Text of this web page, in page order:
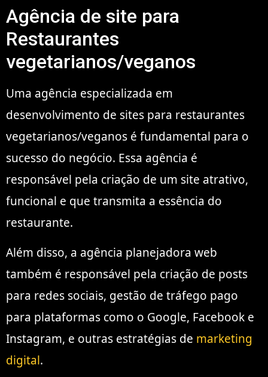
Agência de site para
Restaurantes
vegetarianos/veganos
Uma agência especializada em
desenvolvimento de sites para restaurantes
vegetarianos/veganos é fundamental para o
sucesso do negócio. Essa agência é
responsável pela criação de um site atrativo,
funcional e que transmita a essência do
restaurante.
Além disso, a agência planejadora web
também é responsável pela criação de posts
para redes sociais, gestão de tráfego pago
para plataformas como o Google, Facebook e
Instagram, e outras estratégias de marketing
digital.